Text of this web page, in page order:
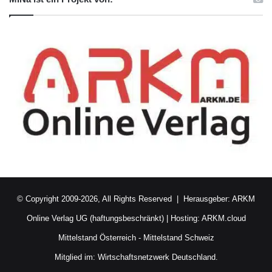
© Copyright 2009-2026, All Rights Reserved | Herausgeber: ARKM
Online Verlag UG (haftungsbeschränkt)| Hosting: ARKM.cloud
Mittelstand Österreich- Mittelstand Schweiz
Mitglied im: Wirtschaftsnetzwerk Deutschland.